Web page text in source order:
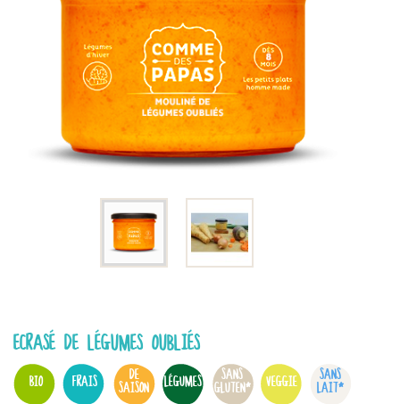
ECRASÉ DE LÉGUMES OUBLIÉS
BIO FRAIS
DE
SAISON
LÉGUMES
SANS
GLUTEN*
VEGGIE
SANS
LAIT*